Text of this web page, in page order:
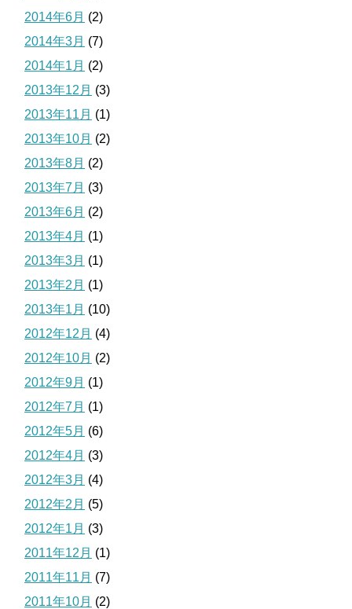
2014年6月 (2)
2014年3月 (7)
2014年1月 (2)
2013年12月 (3)
2013年11月 (1)
2013年10月 (2)
2013年8月 (2)
2013年7月 (3)
2013年6月 (2)
2013年4月 (1)
2013年3月 (1)
2013年2月 (1)
2013年1月 (10)
2012年12月 (4)
2012年10月 (2)
2012年9月 (1)
2012年7月 (1)
2012年5月 (6)
2012年4月 (3)
2012年3月 (4)
2012年2月 (5)
2012年1月 (3)
2011年12月 (1)
2011年11月 (7)
2011年10月 (2)